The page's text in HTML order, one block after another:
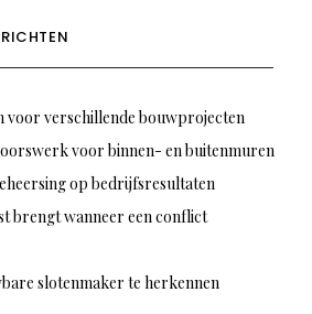
voor verschillende bouwprojecten
voor binnen- en buitenmuren
op bedrijfsresultaten
brengt wanneer een conflict
slotenmaker te herkennen